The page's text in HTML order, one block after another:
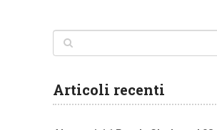
Articoli recenti